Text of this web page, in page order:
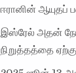
ஈரானின்
இஸ்ரேல் அதன்
நிறுத்தத்தை